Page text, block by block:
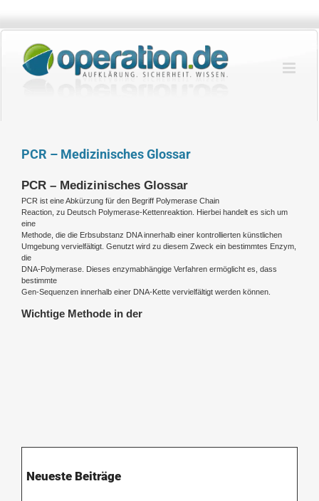
springen
PCR – Medizinisches Glossar
PCR – Medizinisches Glossar
PCR ist eine Abkürzung für den Begriff Polymerase Chain
Reaction, zu Deutsch Polymerase-Kettenreaktion. Hierbei handelt es sich um
eine
Methode, die die Erbsubstanz DNA innerhalb einer kontrollierten künstlichen
Umgebung vervielfältigt. Genutzt wird zu diesem Zweck ein bestimmtes Enzym,
die
DNA-Polymerase. Dieses enzymabhängige Verfahren ermöglicht es, dass
bestimmte
Gen-Sequenzen innerhalb einer DNA-Kette vervielfältigt werden können.
Wichtige Methode in der
Neueste Beiträge